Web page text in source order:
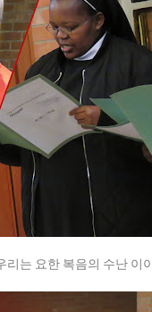
리는 요한 복음의 수난 이